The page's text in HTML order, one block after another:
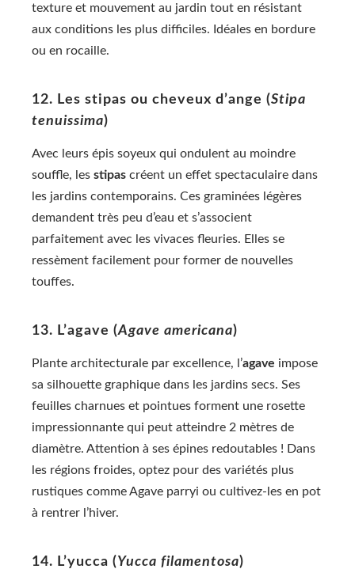
texture et mouvement au jardin tout en résistant
aux conditions les plus difficiles. Idéales en bordure
ou en rocaille.
12. Les stipas ou cheveux d’ange (Stipa
tenuissima)
Avec leurs épis soyeux qui ondulent au moindre
souffle, les stipas créent un effet spectaculaire dans
les jardins contemporains. Ces graminées légères
demandent très peu d’eau et s’associent
parfaitement avec les vivaces fleuries. Elles se
ressèment facilement pour former de nouvelles
touffes.
13. L’agave (Agave americana)
Plante architecturale par excellence, l’agave impose
sa silhouette graphique dans les jardins secs. Ses
feuilles charnues et pointues forment une rosette
impressionnante qui peut atteindre 2 mètres de
diamètre. Attention à ses épines redoutables ! Dans
les régions froides, optez pour des variétés plus
rustiques comme Agave parryi ou cultivez-les en pot
à rentrer l’hiver.
14. L’yucca (Yucca filamentosa)